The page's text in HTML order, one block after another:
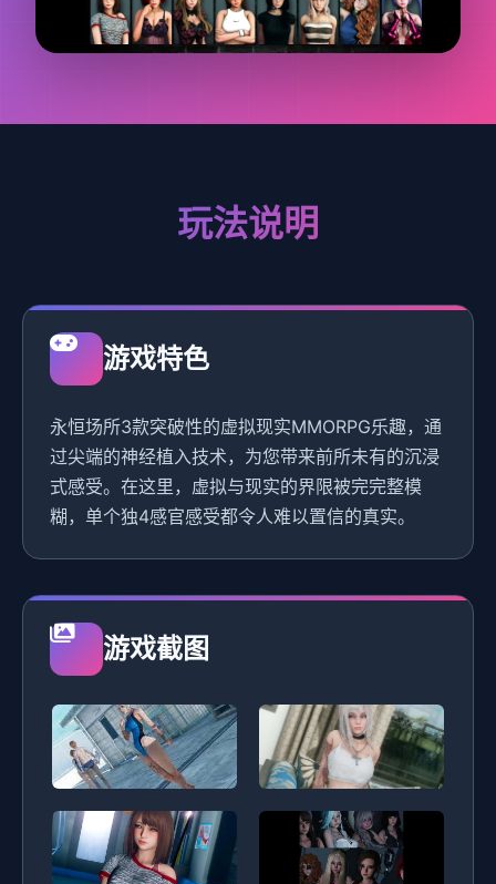
玩法说明
游戏特色
永恒场所3款突破性的虚拟现实MMORPG乐趣，通
过尖端的神经植入技术，为您带来前所未有的沉浸
式感受。在这里，虚拟与现实的界限被完完整模
糊，单个独4感官感受都令人难以置信的真实。
游戏截图